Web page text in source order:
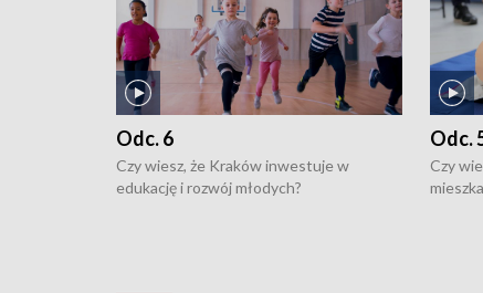
Odc. 6
Czy wiesz, że Kraków inwestuje w
edukację i rozwój młodych?
Odc.
Czy